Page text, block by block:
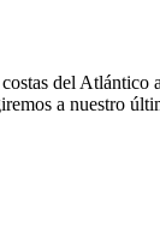
del
a nuestro